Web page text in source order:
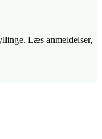
Læs anmeldelser,